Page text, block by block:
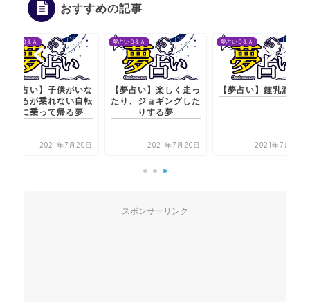
おすすめの記事
夢占いＱ＆Ａ
【夢占い】子供がいな
くなるが乗れない自転
車に乗って帰る夢
2021年7月20日
夢占いＱ＆Ａ
【夢占い】楽しく走っ
たり、ジョギングした
りする夢
2021年7月20日
夢占いＱ＆Ａ
【夢占い】鍾乳洞の夢
2021年7月22日
スポンサーリンク